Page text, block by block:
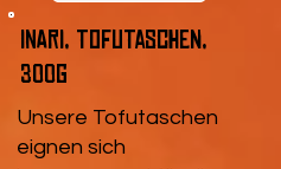
Inari, Tofutaschen,
300g
Unsere Tofutaschen
eignen sich